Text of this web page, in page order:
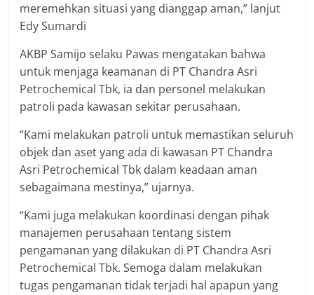
meremehkan situasi yang dianggap aman,” lanjut
Edy Sumardi
AKBP Samijo selaku Pawas mengatakan bahwa
untuk menjaga keamanan di PT Chandra Asri
Petrochemical Tbk, ia dan personel melakukan
patroli pada kawasan sekitar perusahaan.
“Kami melakukan patroli untuk memastikan seluruh
objek dan aset yang ada di kawasan PT Chandra
Asri Petrochemical Tbk dalam keadaan aman
sebagaimana mestinya,” ujarnya.
“Kami juga melakukan koordinasi dengan pihak
manajemen perusahaan tentang sistem
pengamanan yang dilakukan di PT Chandra Asri
Petrochemical Tbk. Semoga dalam melakukan
tugas pengamanan tidak terjadi hal apapun yang